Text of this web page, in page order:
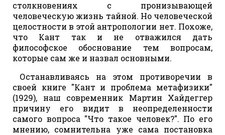
столкновениях с пронизывающей
человеческую жизнь тайной. Но человеческой
целостности в этой антропологии нет. Похоже,
что Кант так и не отважился дать
философское обоснование тем вопросам,
которые сам же и назвал основными.
Останавливаясь на этом противоречии в
своей книге "Кант и проблема метафизики"
(1929), наш современник Мартин Хайдеггер
причину его видит в неопределенности
самого вопроса "Что такое человек?". По его
мнению, сомнительна уже сама постановка